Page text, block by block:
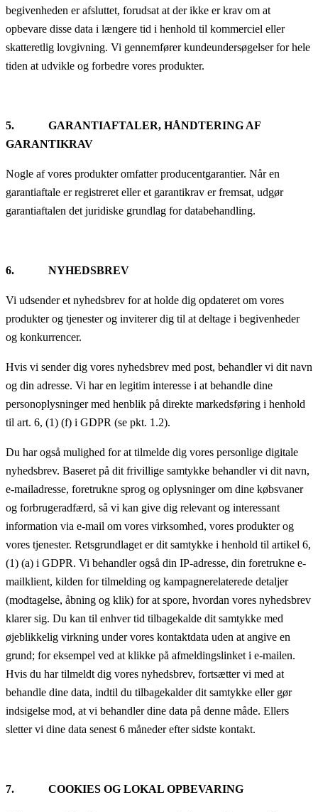
begivenheden er afsluttet, forudsat at der ikke er krav om at
opbevare disse data i længere tid i henhold til kommerciel eller
skatteretlig lovgivning. Vi gennemfører kundeundersøgelser for hele
tiden at udvikle og forbedre vores produkter.
5. GARANTIAFTALER, HÅNDTERING AF
GARANTIKRAV
Nogle af vores produkter omfatter producentgarantier. Når en
garantiaftale er registreret eller et garantikrav er fremsat, udgør
garantiaftalen det juridiske grundlag for databehandling.
6. NYHEDSBREV
Vi udsender et nyhedsbrev for at holde dig opdateret om vores
produkter og tjenester og inviterer dig til at deltage i begivenheder
og konkurrencer.
Hvis vi sender dig vores nyhedsbrev med post, behandler vi dit navn
og din adresse. Vi har en legitim interesse i at behandle dine
personoplysninger med henblik på direkte markedsføring i henhold
til art. 6, (1) (f) i GDPR (se pkt. 1.2).
Du har også mulighed for at tilmelde dig vores personlige digitale
nyhedsbrev. Baseret på dit frivillige samtykke behandler vi dit navn,
e-mailadresse, foretrukne sprog og oplysninger om dine købsvaner
og forbrugeradfærd, så vi kan give dig relevant og interessant
information via e-mail om vores virksomhed, vores produkter og
vores tjenester. Retsgrundlaget er dit samtykke i henhold til artikel 6,
(1) (a) i GDPR. Vi behandler også din IP-adresse, din foretrukne e-
mailklient, kilden for tilmelding og kampagnerelaterede detaljer
(modtagelse, åbning og klik) for at spore, hvordan vores nyhedsbrev
klarer sig. Du kan til enhver tid tilbagekalde dit samtykke med
øjeblikkelig virkning under vores kontaktdata uden at angive en
grund; for eksempel ved at klikke på afmeldingslinket i e-mailen.
Hvis du har tilmeldt dig vores nyhedsbrev, fortsætter vi med at
behandle dine data, indtil du tilbagekalder dit samtykke eller gør
indsigelse mod, at vi behandler dine data på denne måde. Ellers
sletter vi dine data senest 6 måneder efter sidste kontakt.
7. COOKIES OG LOKAL OPBEVARING